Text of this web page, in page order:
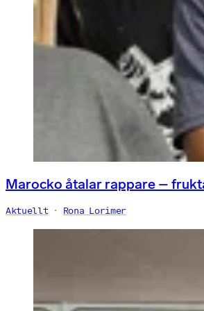
Marocko åtalar rappare –
Aktuellt Rona Lorimer